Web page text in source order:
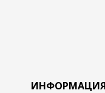
ИНФОРМАЦИЯ